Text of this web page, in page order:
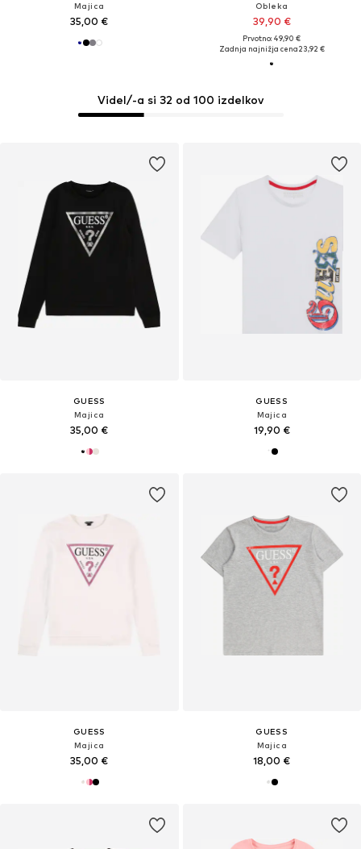
Majica
35,00 €
Obleka
39,90 €
Prvotno: 49,90 €
Zadnja najnižja cena23,92 €
Videl/-a si 32 od 100 izdelkov
GUESS
Majica
35,00 €
GUESS
Majica
19,90 €
GUESS
Majica
35,00 €
GUESS
Majica
18,00 €